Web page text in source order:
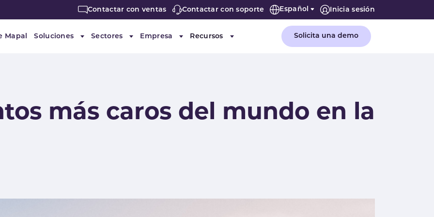
Contactar con ventas Contactar con soporte Español Inicia sesión
Mapal Soluciones
Submenu for "Soluciones"
Sectores
Submenu for "Sectores"
Empresa
Submenu for "Empresa"
Recursos
Submenu for "Recursos"
Solicita una demo
más caros del mundo en la